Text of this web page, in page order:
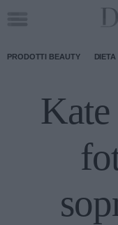
PRODOTTI BEAUTY